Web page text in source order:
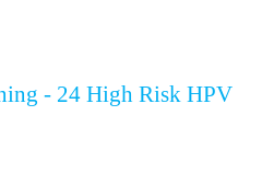
- 24 High Risk HPV